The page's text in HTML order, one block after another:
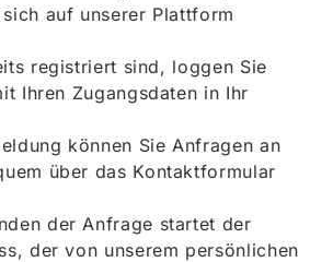
auf unserer Plattform
registriert sind, loggen Sie
Ihren Zugangsdaten in Ihr
können Sie Anfragen an
über das Kontaktformular
der Anfrage startet der
der von unserem persönlichen